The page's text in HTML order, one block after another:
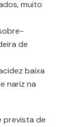
muito
de
baixa
nariz na
prevista de